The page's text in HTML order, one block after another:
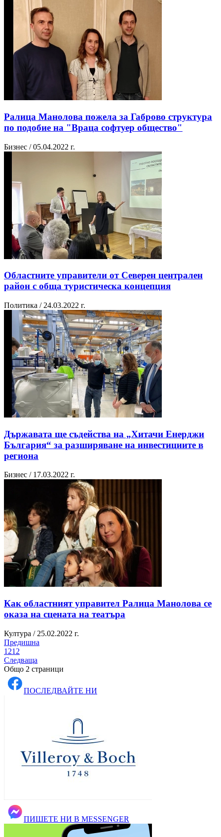
Ралица Манолова пожела за Габрово структура
по подобие на "Враца софтуер общество"
Бизнес / 05.04.2022 г.
Областните управители от Северен централен
район с обща туристическа концепция
Политика / 24.03.2022 г.
Държавата ще съдейства на „Хитачи Енерджи
България“ за разширяване на инвестициите в
региона
Бизнес / 17.03.2022 г.
Как областният управител Ралица Манолова се
оказа на сцената на театъра
Култура / 25.02.2022 г.
Предишна
1 21 2
Следваща
Общо 2 страници
ПОСЛЕДВАЙТЕ НИ
ПИШЕТЕ НИ В MESSENGER